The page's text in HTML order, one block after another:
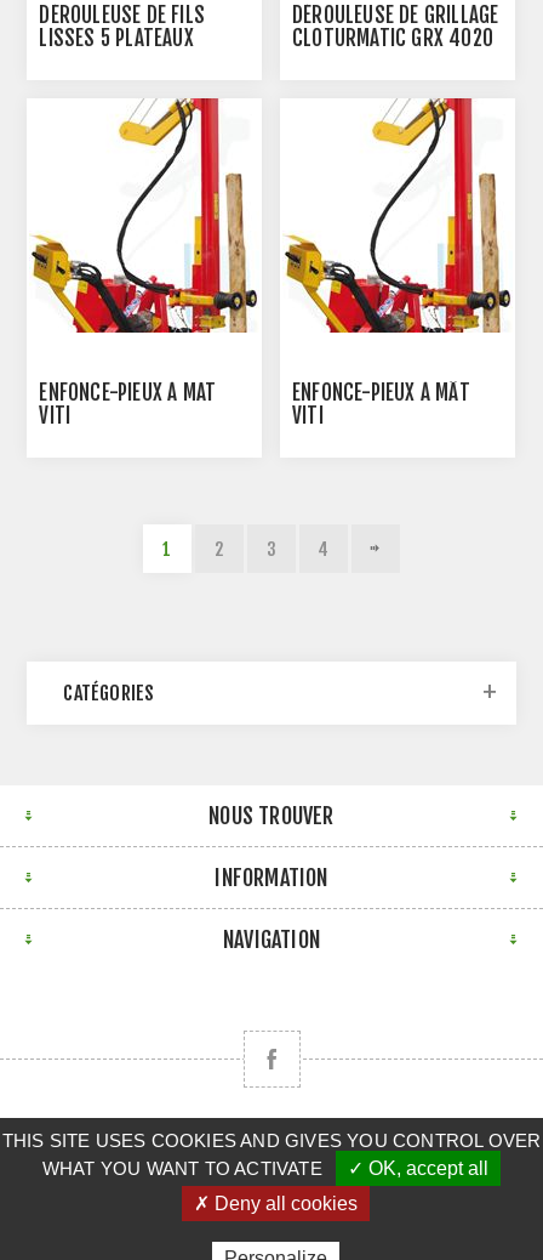
DÉROULEUSE DE FILS
LISSES 5 PLATEAUX
DÉROULEUSE DE GRILLAGE
CLOTURMATIC GRX 4020
ENFONCE-PIEUX À MAT
VITI
ENFONCE-PIEUX À MÂT
VITI
1 2 3 4
CATÉGORIES
NOUS TROUVER
INFORMATION
NAVIGATION
Copyright © 2026 CLAAS BRETAGNE SUD. Tous droits
réservés.
Powered by nopCommerce
THIS SITE USES COOKIES AND GIVES YOU CONTROL OVER
WHAT YOU WANT TO ACTIVATE
✓ OK, accept all
✗ Deny all cookies